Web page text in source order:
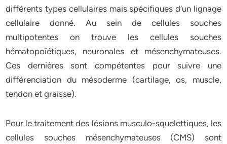
différents types cellulaires mais spécifiques d’un lignage
cellulaire donné. Au sein de cellules souches
multipotentes on trouve les cellules souches
hématopoïétiques, neuronales et mésenchymateuses.
Ces dernières sont compétentes pour suivre une
différenciation du mésoderme (cartilage, os, muscle,
tendon et graisse).
Pour le traitement des lésions musculo-squelettiques, les
cellules souches mésenchymateuses (CMS) sont